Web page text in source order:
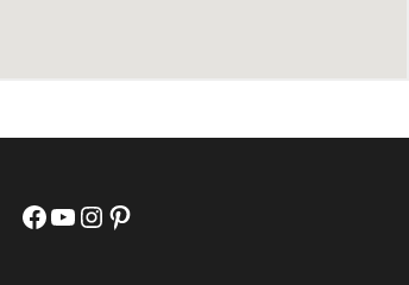
Facebook
YouTube
Instagram
Pinterest